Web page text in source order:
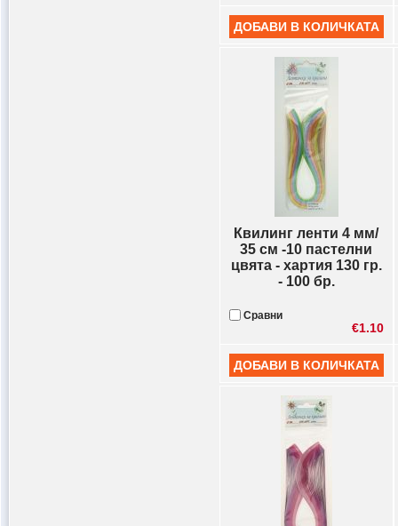
Квилинг ленти 4 мм/
35 см -10 пастелни
цвята - хартия 130 гр.
- 100 бр.
Сравни
€1.10